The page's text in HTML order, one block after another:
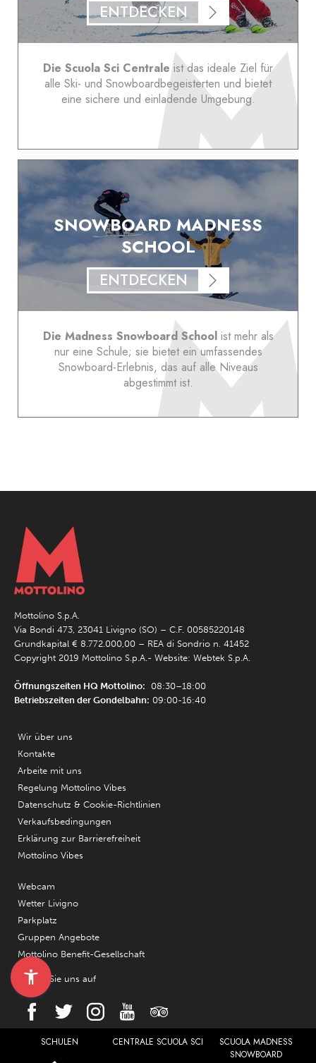
SCHULEN CENTRALE SCUOLA SCI
SCUOLA MADNESS
SNOWBOARD
ENTDECKEN
Die Scuola Sci Centraleist das ideale Ziel für
alle Ski- und Snowboardbegeisterten und bietet
eine sichere und einladende Umgebung.
SNOWBOARD MADNESS
SCHOOL
ENTDECKEN
Die Madness Snowboard Schoolist mehr als
nur eine Schule; sie bietet ein umfassendes
Snowboard-Erlebnis, das auf alle Niveaus
abgestimmt ist.
Mottolino S.p.A.
Via Bondi 473, 23041 Livigno (SO) – C.F. 00585220148
Grundkapital € 8.772.000,00 – REA di Sondrio n. 41452
Copyright 2019 Mottolino S.p.A.- Website: Webtek S.p.A.
Öffnungszeiten HQ Mottolino: 08:30–18:00
Betriebszeiten der Gondelbahn: 09:00-16:40
Wir über uns
Kontakte
Arbeite mit uns
Regelung Mottolino Vibes
Datenschutz & Cookie-Richtlinien
Verkaufsbedingungen
Erklärung zur Barrierefreiheit
Mottolino Vibes
Webcam
Wetter Livigno
Parkplatz
Gruppen Angebote
Mottolino Benefit-Gesellschaft
Folgen Sie uns auf